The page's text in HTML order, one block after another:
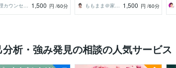
心理カウンセラー 隼あやめ 1,500 円 /60分
ももまま＠家庭まるごとメンタルサポート 1,500 円 /60分
分析・強み発見の相談の人気サービス